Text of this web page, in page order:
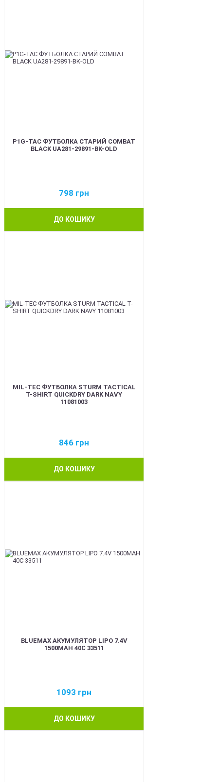
P1G-TAC ФУТБОЛКА СТАРИЙ COMBAT
BLACK UA281-29891-BK-OLD
798 грн
ДО КОШИКУ
MIL-TEC ФУТБОЛКА STURM TACTICAL
T-SHIRT QUICKDRY DARK NAVY
11081003
846 грн
ДО КОШИКУ
BLUEMAX АКУМУЛЯТОР LIPO 7.4V
1500MAH 40C 33511
1093 грн
ДО КОШИКУ